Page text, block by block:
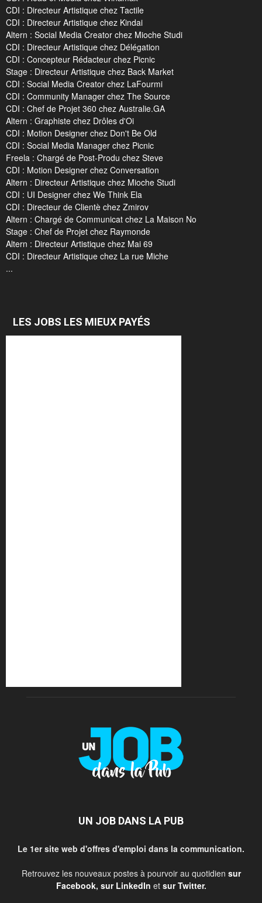
CDI : Directeur Artistique chez Tactile
CDI : Directeur Artistique chez Kindai
Altern : Social Media Creator chez Mioche Studi
CDI : Directeur Artistique chez Délégation
CDI : Concepteur Rédacteur chez Picnic
Stage : Directeur Artistique chez Back Market
CDI : Social Media Creator chez LaFourmi
CDI : Community Manager chez The Source
CDI : Chef de Projet 360 chez Australie.GA
Altern : Graphiste chez Drôles d'Oi
CDI : Motion Designer chez Don't Be Old
CDI : Social Media Manager chez Picnic
Freela : Chargé de Post-Produ chez Steve
CDI : Motion Designer chez Conversation
Altern : Directeur Artistique chez Mioche Studi
CDI : UI Designer chez We Think Ela
CDI : Directeur de Clientè chez Zmirov
Altern : Chargé de Communicat chez La Maison No
Stage : Chef de Projet chez Raymonde
Altern : Directeur Artistique chez Mai 69
CDI : Directeur Artistique chez La rue Miche
...
LES JOBS LES MIEUX PAYÉS
UN JOB DANS LA PUB
Le 1er site web d'offres d'emploi dans la communication.
Retrouvez les nouveaux postes à pourvoir au quotidien sur
Facebook, sur LinkedIn et sur Twitter.